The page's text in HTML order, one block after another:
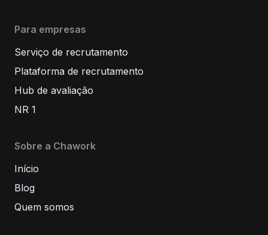
Para empresas
Serviço de recrutamento
Plataforma de recrutamento
Hub de avaliação
NR 1
Sobre a Chawork
Início
Blog
Quem somos